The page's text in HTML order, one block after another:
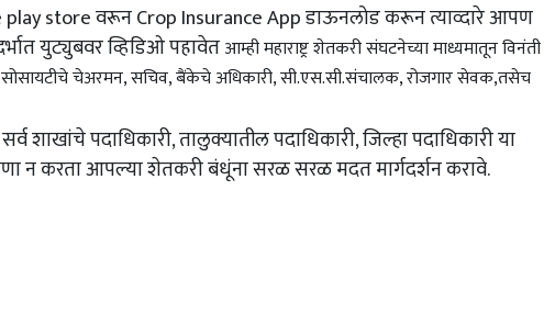
play store वरून Crop Insurance App डाऊनलोड करून त्याव्दारे आपण
युट्युबवर व्हिडिओ पहावेतआम्ही महाराष्ट्र शेतकरी संघटनेच्या माध्यमातून विनंती
चेअरमन, सचिव, बैंकेचे अधिकारी, सी.एस.सी.संचालक, रोजगार सेवक,तसेच
शाखांचे पदाधिकारी, तालुक्यातील पदाधिकारी, जिल्हा पदाधिकारी या
पणा न करता आपल्या शेतकरी बंधूंना सरळ सरळ मदत मार्गदर्शन करावे.